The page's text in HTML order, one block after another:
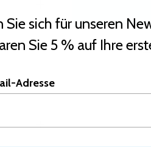
Inklusive Steuer.
in
Sie sich für unseren
Sie 5 % auf Ihre
Adresse